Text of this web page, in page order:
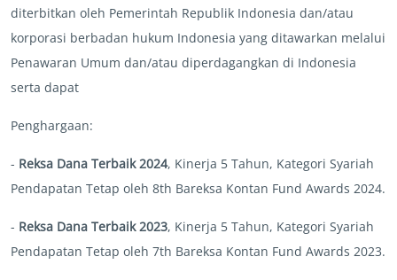
diterbitkan oleh Pemerintah Republik Indonesia dan/atau
korporasi berbadan hukum Indonesia yang ditawarkan melalui
Penawaran Umum dan/atau diperdagangkan di Indonesia
serta dapat
Penghargaan:
- Reksa Dana Terbaik 2024, Kinerja 5 Tahun, Kategori Syariah
Pendapatan Tetap oleh 8th Bareksa Kontan Fund Awards 2024.
- Reksa Dana Terbaik 2023, Kinerja 5 Tahun, Kategori Syariah
Pendapatan Tetap oleh 7th Bareksa Kontan Fund Awards 2023.